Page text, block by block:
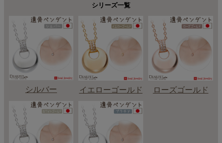
シリーズ一覧
シルバー イエローゴールド ローズゴールド